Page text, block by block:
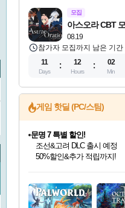
모집
08.19
아스오라 CBT
참가자 모집까지 남은 기간
11
Days
12
Hours
02
Min
게임 핫딜 (PC/스팀)
최대 90% 할인가를 만나보
네이버혜택과 함께 만나보
문명 7 특별 할인!
조선&고려 DLC 출시 예정
50%할인&추가 적립까지!
네이버 포인트 혜택까지!
이니&베니 혜택까지!
네이버 혜택가와 함께 예약
할인&네이버혜택으로 만나
네이버페이 혜택과 만나보
40주년 프로모션으로 만나
할인가에 만나보세요!
일부 에디션 상시 할인!
혜택으로 예약 판매 중
편안하게 충전하세요